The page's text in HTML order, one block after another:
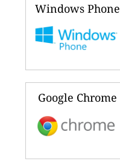
Windows Phone
Google Chrome